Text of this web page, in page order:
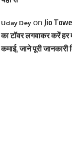
Uday Deyon Jio
का टॉवर लगवाकर करें हर
कमाई, जाने पूरी जानकारी